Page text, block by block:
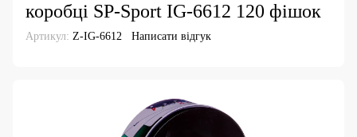
коробці SP-Sport IG-6612 120 фішок
Артикул: Z-IG-6612 Написати відгук